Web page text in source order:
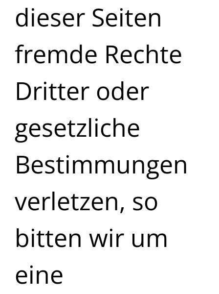
dieser Seiten
fremde Rechte
Dritter oder
gesetzliche
Bestimmungen
verletzen, so
bitten wir um
eine